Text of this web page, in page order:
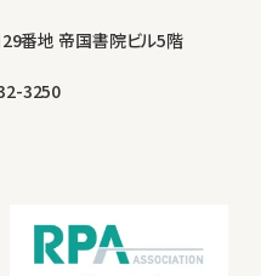
番地 帝国書院ビル5階
3250